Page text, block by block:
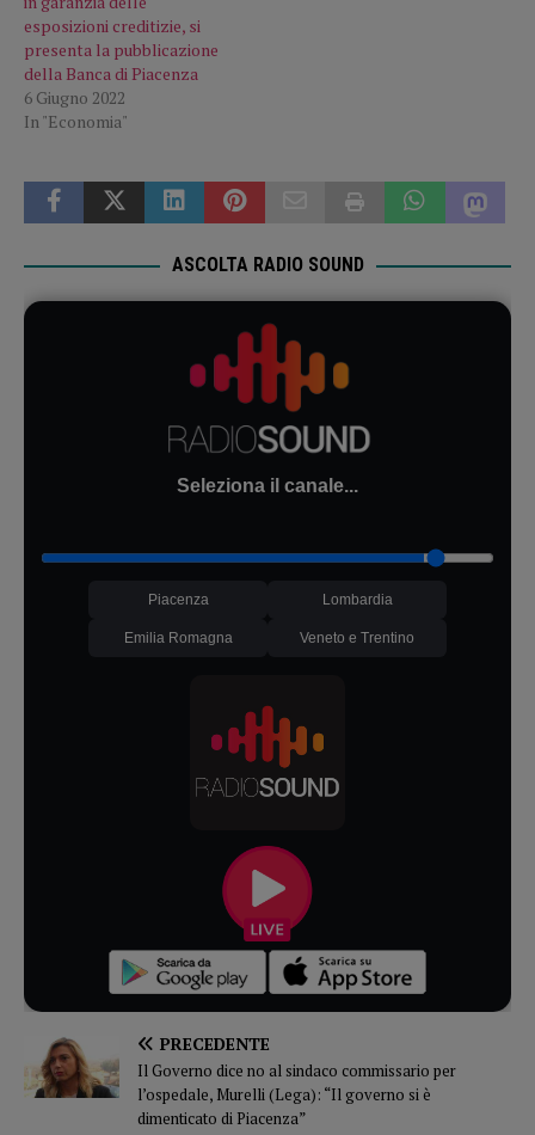
esposizioni creditizie, si
presenta la pubblicazione
della Banca di Piacenza
6 Giugno 2022
In "Economia"
ASCOLTA RADIO SOUND
Seleziona il canale...
Piacenza Lombardia
Emilia Romagna Veneto e Trentino
PRECEDENTE
Il Governo dice no al sindaco commissario per
l’ospedale, Murelli (Lega): “Il governo si è
dimenticato di Piacenza”